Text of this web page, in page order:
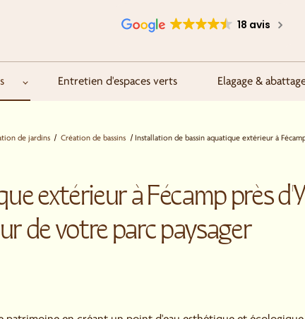
18 avis
Entretien d'espaces verts Elagage &
de jardins Création de bassins Installation de bassin aquatique extérieur à
extérieur à Fécamp près
de votre parc paysager